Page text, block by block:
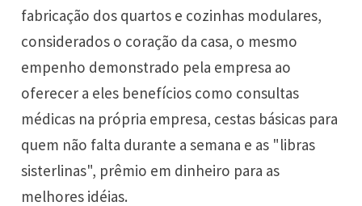
fabricação dos quartos e cozinhas modulares,
considerados o coração da casa, o mesmo
empenho demonstrado pela empresa ao
oferecer a eles benefícios como consultas
médicas na própria empresa, cestas básicas para
quem não falta durante a semana e as "libras
sisterlinas", prêmio em dinheiro para as
melhores idéias.